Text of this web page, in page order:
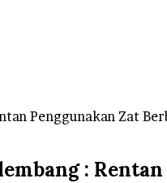
Penggunakan Zat
: